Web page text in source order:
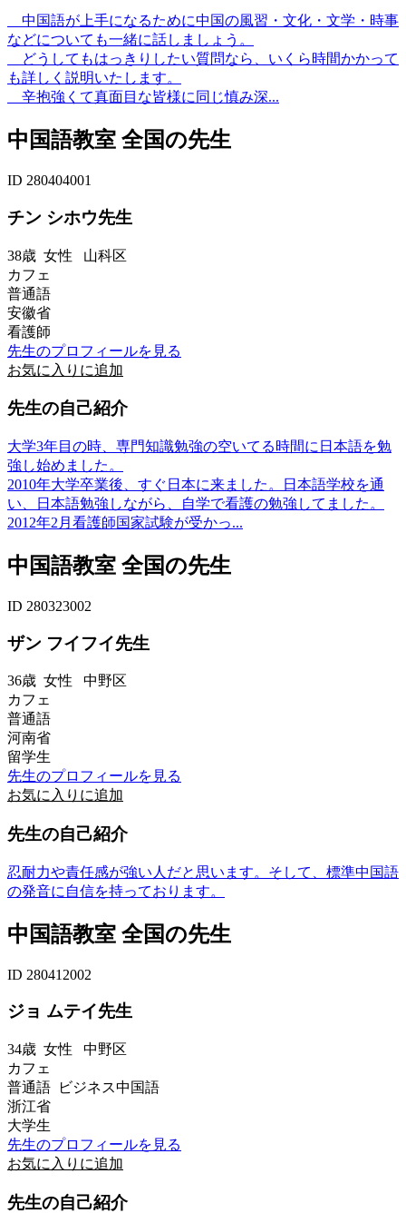
中国語が上手になるために中国の風習・文化・文学・時事
などについても一緒に話しましょう。
どうしてもはっきりしたい質問なら、いくら時間かかって
も詳しく説明いたします。
辛抱強くて真面目な皆様に同じ慎み深...
中国語教室 全国の先生
ID 280404001
チン シホウ先生
38歳 女性 山科区
カフェ
普通語
安徽省
看護師
先生のプロフィールを見る
お気に入りに追加
先生の自己紹介
大学3年目の時、専門知識勉強の空いてる時間に日本語を勉
強し始めました。
2010年大学卒業後、すぐ日本に来ました。日本語学校を通
い、日本語勉強しながら、自学で看護の勉強してました。
2012年2月看護師国家試験が受かっ...
中国語教室 全国の先生
ID 280323002
ザン フイフイ先生
36歳 女性 中野区
カフェ
普通語
河南省
留学生
先生のプロフィールを見る
お気に入りに追加
先生の自己紹介
忍耐力や責任感が強い人だと思います。そして、標準中国語
の発音に自信を持っております。
中国語教室 全国の先生
ID 280412002
ジョ ムテイ先生
34歳 女性 中野区
カフェ
普通語 ビジネス中国語
浙江省
大学生
先生のプロフィールを見る
お気に入りに追加
先生の自己紹介